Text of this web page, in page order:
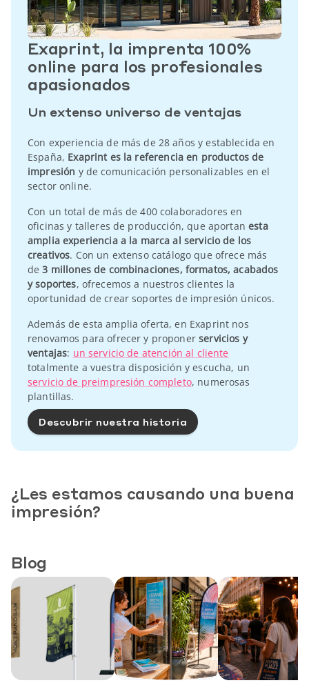
Exaprint, la imprenta 100%
online para los profesionales
apasionados
Un extenso universo de ventajas
Con experiencia de más de 28 años y establecida en
España, Exaprint es la referencia en productos de
impresión y de comunicación personalizables en el
sector online.
Con un total de más de 400 colaboradores en
oficinas y talleres de producción, que aportanesta
amplia experiencia a la marca al servicio de los
creativos. Con un extenso catálogo que ofrece más
de3 millones de combinaciones, formatos, acabados
y soportes, ofrecemos a nuestros clientes la
oportunidad de crear soportes de impresión únicos.
Además de esta amplia oferta, en Exaprint nos
renovamos para ofrecer y proponerservicios y
ventajas: un servicio de atención al cliente
totalmente a vuestra disposición y escucha, un
servicio de preimpresión completo, numerosas
plantillas.
Descubrir nuestra historia
¿Les estamos causando una buena
impresión?
Blog